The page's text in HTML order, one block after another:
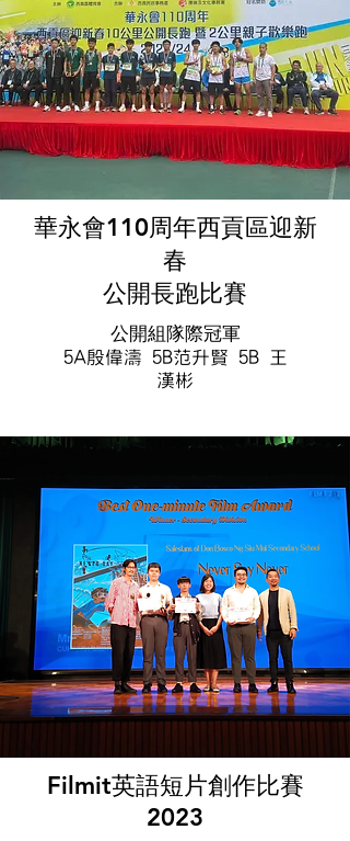
華永會110周年西貢區迎新
春
公開長跑比賽
公開組隊際冠軍
5A殷偉濤 5B范升賢 5B 王
漢彬
Filmit英語短片創作比賽
2023